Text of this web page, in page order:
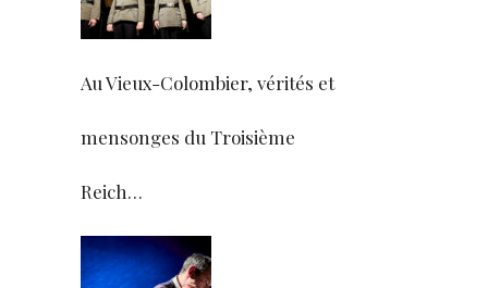
Au Vieux-Colombier, vérités et
mensonges du Troisième
Reich…